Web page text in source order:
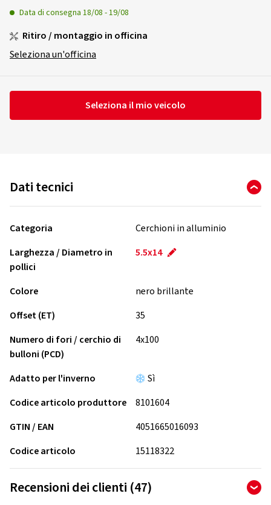
Data di consegna 18/08 -19/08
Ritiro / montaggio in officina
Seleziona un'officina
Seleziona il mio veicolo
Dati tecnici
Categoria
Cerchioni in alluminio
Larghezza / Diametro in
pollici
5.5x14
Colore
nero brillante
Offset (ET)
35
Numero di fori / cerchio di
bulloni (PCD)
4x100
Adatto per l'inverno
Sì
Codice articolo produttore
8101604
GTIN / EAN
4051665016093
Codice articolo
15118322
Recensioni dei clienti (47)